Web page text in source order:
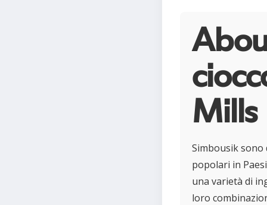
Mills
Simbousik
popolari in
una varietà di
loro